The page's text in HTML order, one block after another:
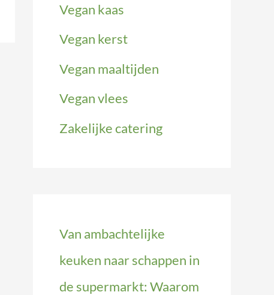
Vegan kaas
Vegan kerst
Vegan maaltijden
Vegan vlees
Zakelijke catering
Van ambachtelijke
keuken naar schappen in
de supermarkt: Waarom